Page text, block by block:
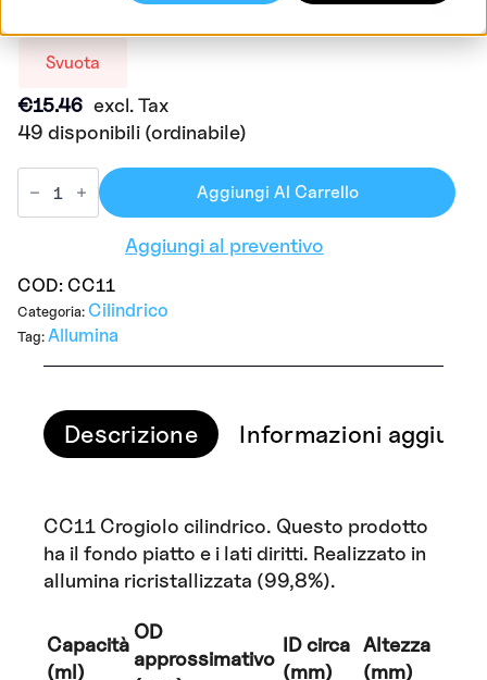
Svuota
€15.46 excl. Tax
49 disponibili (ordinabile)
Aggiungi Al Carrello
Aggiungi al preventivo
COD: CC11
Categoria: Cilindrico
Tag: Allumina
Descrizione Informazioni
CC11 Crogiolo cilindrico. Questo prodotto
ha il fondo piatto e i lati diritti. Realizzato in
allumina ricristallizzata (99,8%).
Capacità
(ml)
OD
approssimativo
ID circa
(mm)
Altezza
(mm)